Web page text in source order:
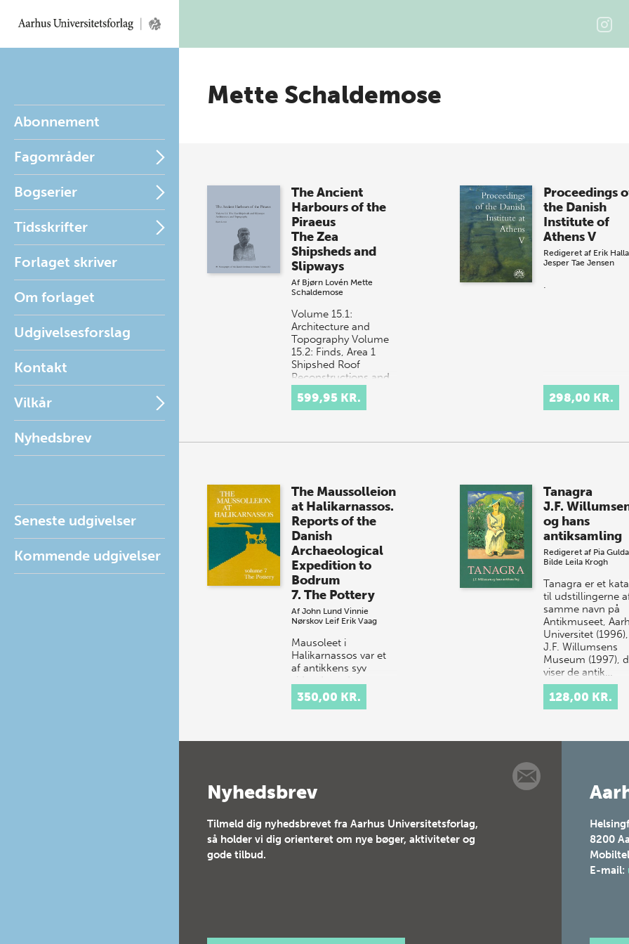
Abonnement
Fagområder
Bogserier
Tidsskrifter
Forlaget skriver
Om forlaget
Udgivelsesforslag
Kontakt
Vilkår
Nyhedsbrev
Seneste udgivelser
Kommende udgivelser
Mette Schaldemose
The Ancient
Harbours of the
Piraeus
The Zea
Shipsheds and
Slipways
Af Bjørn Lovén Mette
Schaldemose
Volume 15.1:
Architecture and
Topography Volume
15.2: Finds, Area 1
Shipshed Roof
Reconstructions and
Athens in the
599,95 KR.
Proceedings
the Danish
Institute of
Athens V
Redigeret af Erik
Jesper Tae Jensen
.
298,00 KR.
The Maussolleion
at Halikarnassos.
Reports of the
Danish
Archaeological
Expedition to
Bodrum
7. The Pottery
Af John Lund Vinnie
Nørskov Leif Erik Vaag
Mausoleet i
Halikarnassos var et
af antikkens syv
vidundere: det var
gravmælet rejst for
Kong Mausolos af
st…
350,00 KR.
Tanagra
J.F.
og hans
antiksamling
Redigeret af Pia
Bilde Leila Krogh
Tanagra er et
til udstillingerne
samme navn på
Antikmuseet,
Universitet
J.F. Willumsens
Museum (1997),
viser de antik…
128,00 KR.
Nyhedsbrev
Tilmeld dig nyhedsbrevet fra Aarhus Universitetsforlag,
så holder vi dig orienteret om nye bøger, aktiviteter og
gode tilbud.
8200
E-mail: